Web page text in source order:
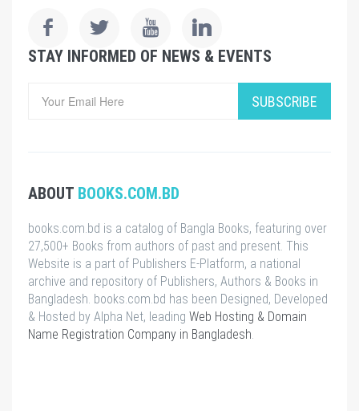
STAY INFORMED OF NEWS & EVENTS
SUBSCRIBE
ABOUT BOOKS.COM.BD
books.com.bd is a catalog of Bangla Books, featuring over
27,500+ Books from authors of past and present. This
Website is a part of Publishers E-Platform, a national
archive and repository of Publishers, Authors & Books in
Bangladesh. books.com.bd has been Designed, Developed
& Hosted by Alpha Net, leading Web Hosting & Domain
Name Registration Company in Bangladesh.